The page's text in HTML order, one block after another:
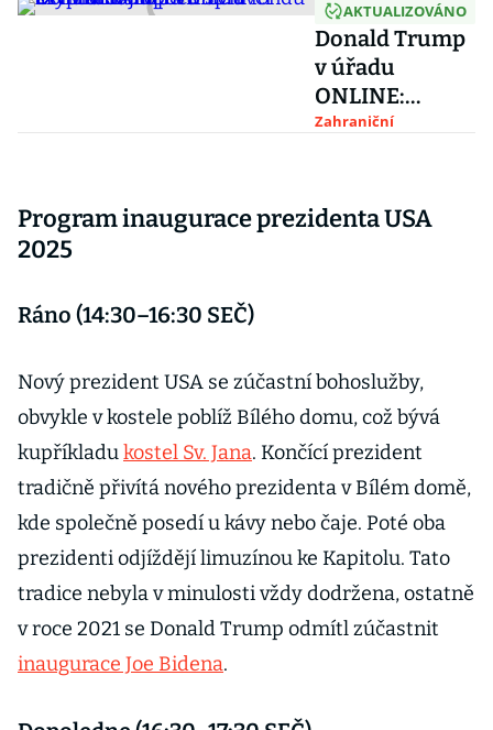
AKTUALIZOVÁNO
Donald Trump
v úřadu
ONLINE:
Američtí
schválení
Zahraniční
Program inaugurace prezidenta USA
2025
Ráno (14:30–16:30 SEČ)
Nový prezident USA se zúčastní bohoslužby,
obvykle v kostele poblíž Bílého domu, což bývá
kupříkladukostel Sv. Jana. Končící prezident
tradičně přivítá nového prezidenta v Bílém domě,
kde společně posedí u kávy nebo čaje. Poté oba
prezidenti odjíždějí limuzínou ke Kapitolu. Tato
tradice nebyla v minulosti vždy dodržena, ostatně
v roce 2021 se Donald Trump odmítl zúčastnit
inaugurace Joe Bidena.